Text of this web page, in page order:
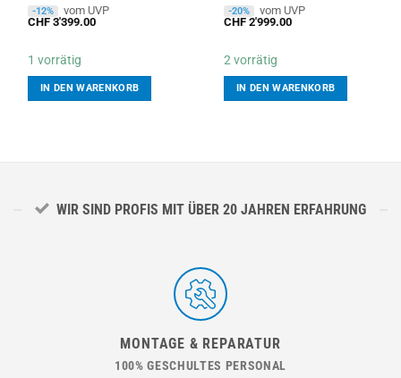
-12%
vom UVP
CHF 3'399.00
1 vorrätig
IN DEN WARENKORB
-20%
vom UVP
CHF 2'999.00
2 vorrätig
IN DEN WARENKORB
WIR SIND PROFIS MIT ÜBER 20 JAHREN ERFAHRUNG
MONTAGE & REPARATUR
100% GESCHULTES PERSONAL